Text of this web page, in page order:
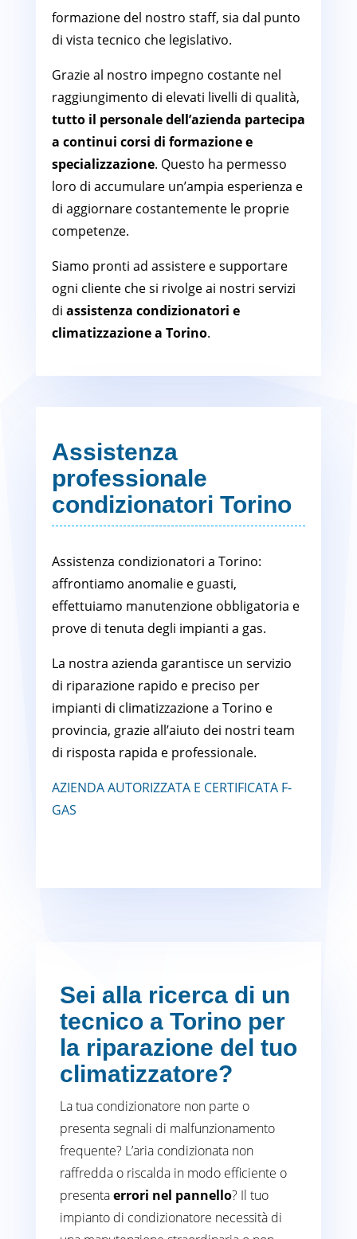
formazione del nostro staff, sia dal punto
di vista tecnico che legislativo.
Grazie al nostro impegno costante nel
raggiungimento di elevati livelli di qualità,
tutto il personale dell’azienda partecipa
a continui corsi di formazione e
specializzazione. Questo ha permesso
loro di accumulare un’ampia esperienza e
di aggiornare costantemente le proprie
competenze.
Siamo pronti ad assistere e supportare
ogni cliente che si rivolge ai nostri servizi
di assistenza condizionatori e
climatizzazione a Torino.
Assistenza
professionale
condizionatori Torino
Assistenza condizionatori a Torino:
affrontiamo anomalie e guasti,
effettuiamo manutenzione obbligatoria e
prove di tenuta degli impianti a gas.
La nostra azienda garantisce un servizio
di riparazione rapido e preciso per
impianti di climatizzazione a Torino e
provincia, grazie all’aiuto dei nostri team
di risposta rapida e professionale.
AZIENDA AUTORIZZATA E CERTIFICATA F-
GAS
Sei alla ricerca di un
tecnico a Torino per
la riparazione del tuo
climatizzatore?
La tua condizionatore non parte o
presenta segnali di malfunzionamento
frequente? L’aria condizionata non
raffredda o riscalda in modo efficiente o
presentaerrori nel pannello? Il tuo
impianto di condizionatore necessità di